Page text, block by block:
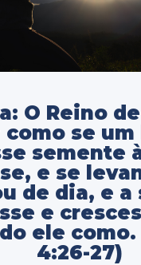
O Reino
como se
semente
e se
de dia, e a
e
ele como.
4:26-27)